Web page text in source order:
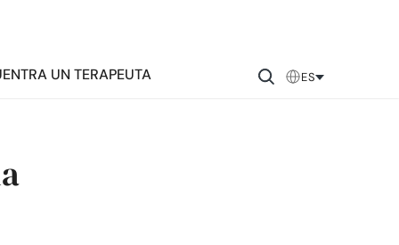
UN TERAPEUTA ES